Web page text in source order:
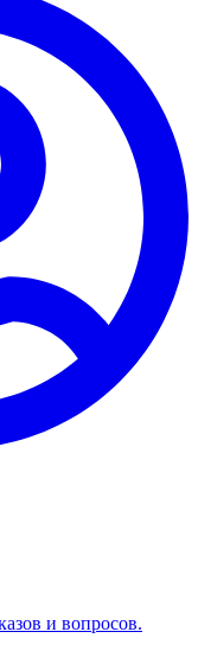
и вопросов.